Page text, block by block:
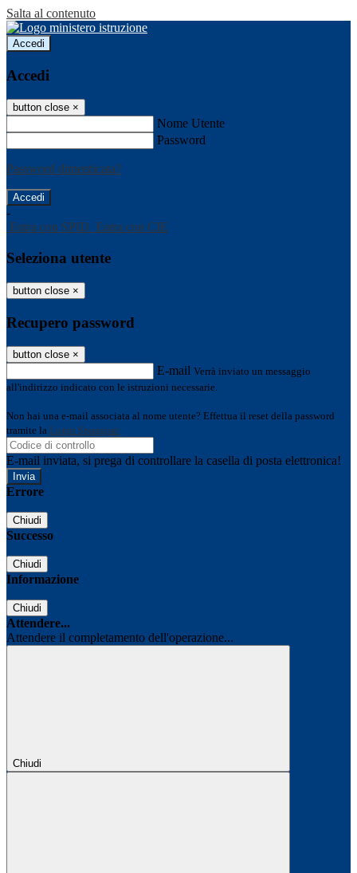
Salta al contenuto
Accedi
Accedi
button close ×
Nome Utente
Password
Password dimenticata?
-
Entra con SPID Entra con CIE
Seleziona utente
button close ×
Recupero password
button close ×
E-mail Verrà inviato un messaggio
all'indirizzo indicato con le istruzioni necessarie.
Non hai una e-mail associata al nome utente? Effettua il reset della password
tramite la Login Spaggiari
E-mail inviata, si prega di controllare la casella di posta elettronica!
Errore
Chiudi
Successo
Chiudi
Informazione
Chiudi
Attendere...
Attendere il completamento dell'operazione...
Chiudi